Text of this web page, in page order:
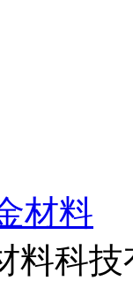
材料
料科